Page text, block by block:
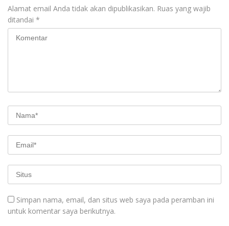
Alamat email Anda tidak akan dipublikasikan. Ruas yang wajib
ditandai *
Simpan nama, email, dan situs web saya pada peramban ini
untuk komentar saya berikutnya.